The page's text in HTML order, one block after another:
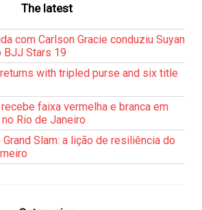
The latest
com Carlson Gracie conduziu Suyan
BJJ Stars 19
with tripled purse and six title
faixa vermelha e branca em
Rio de Janeiro
Slam: a lição de resiliência do